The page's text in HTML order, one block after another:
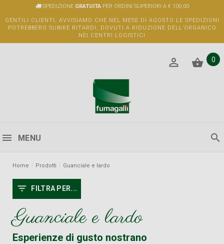
SPEDIZIONE GRATUITAPER ORDINI SUPERIORI A € 100,00
GENTILI CLIENTI, AVVISIAMO CHE NEL MESE DI AGOSTO LE SPEDIZIONI
POTREBBERO SUBIRE RITARDI, DOVUTI A RIDUZIONE DELL’ORGANICO
NEI CENTRI LOGISTICI
0
MENU
Home Prodotti Guanciale e lardo
FILTRA PER...
Guanciale e lardo
Esperienze di gusto nostrano